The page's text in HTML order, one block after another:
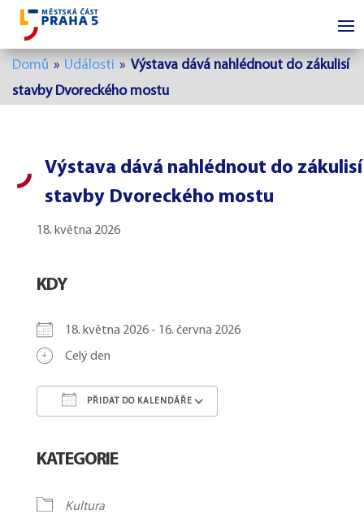
Domů » Události » Výstava dává nahlédnout do zákulisí
stavby Dvoreckého mostu
Výstava dává nahlédnout do zákulisí
stavby Dvoreckého mostu
18. května 2026
KDY
18. května 2026 - 16. června 2026
Celý den
PŘIDAT DO KALENDÁŘE
KATEGORIE
Kultura